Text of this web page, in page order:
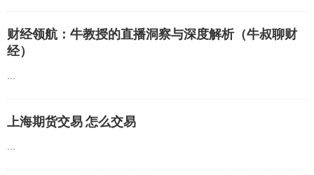
财经领航：牛教授的直播洞察与深度解析（牛叔聊财
经）
...
上海期货交易 怎么交易
...